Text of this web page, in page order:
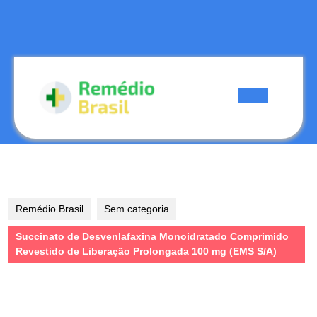
Remédio Brasil Sem categoria
Succinato de Desvenlafaxina Monoidratado Comprimido
Revestido de Liberação Prolongada 100 mg (EMS S/A)